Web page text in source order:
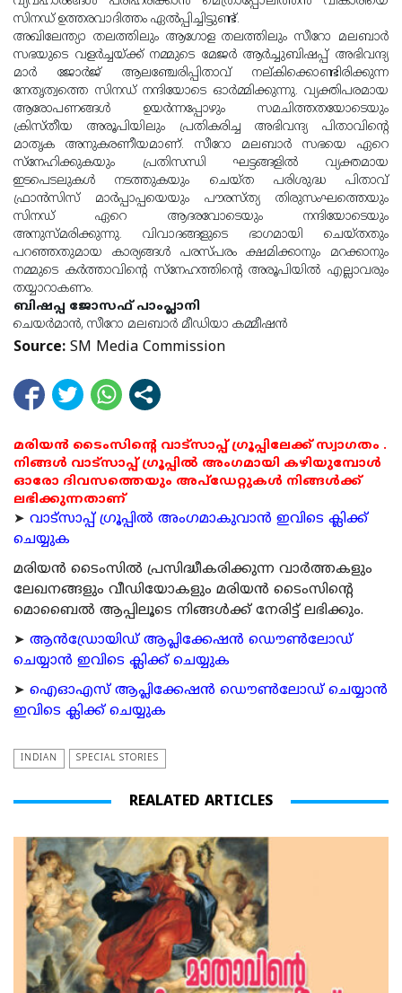
സിനഡ് ഉത്തരവാദിത്തം ഏല്‍പ്പിച്ചിട്ടുണ്ട്.
അഖിലേന്ത്യാ തലത്തിലും ആഗോള തലത്തിലും സീറോ മലബാര്‍
സഭയുടെ വളര്‍ച്ചയ്ക്ക് നമ്മുടെ മേജര്‍ ആര്‍ച്ചുബിഷപ്പ് അഭിവന്ദ്യ
മാര്‍ ജോര്‍ജ് ആലഞ്ചേരിപ്പിതാവ് നല്കിക്കൊണ്ടിരിക്കുന്ന
നേതൃത്വത്തെ സിനഡ് നന്ദിയോടെ ഓര്‍മ്മിക്കുന്നു. വ്യക്തിപരമായ
ആരോപണങ്ങള്‍ ഉയര്‍ന്നപ്പോഴും സമചിത്തതയോടെയും
ക്രിസ്തീയ അരൂപിയിലും പ്രതികരിച്ച അഭിവന്ദ്യ പിതാവിന്റെ
മാതൃക അനുകരണീയമാണ്. സീറോ മലബാര്‍ സഭയെ ഏറെ
സ്‌നേഹിക്കുകയും പ്രതിസന്ധി ഘട്ടങ്ങളില്‍ വ്യക്തമായ
ഇടപെടലുകള്‍ നടത്തുകയും ചെയ്ത പരിശുദ്ധ പിതാവ്
ഫ്രാന്‍സിസ് മാര്‍പ്പാപ്പയെയും പൗരസ്ത്യ തിരുസംഘത്തെയും
സിനഡ് ഏറെ ആദരവോടെയും നന്ദിയോടെയും
അനുസ്മരിക്കുന്നു. വിവാദങ്ങളുടെ ഭാഗമായി ചെയ്തതും
പറഞ്ഞതുമായ കാര്യങ്ങള്‍ പരസ്പരം ക്ഷമിക്കാനും മറക്കാനും
നമ്മുടെ കര്‍ത്താവിന്റെ സ്‌നേഹത്തിന്റെ അരൂപിയില്‍ എല്ലാവരും
തയ്യാറാകണം.
ബിഷപ്പ ജോസഫ് പാംപ്ലാനി
ചെയര്‍മാന്‍, സീറോ മലബാര്‍ മീഡിയാ കമ്മീഷന്‍
Source: SM Media Commission
മരിയൻ ടൈംസിന്റെ വാട്സാപ്പ് ഗ്രൂപ്പിലേക്ക് സ്വാഗതം .
നിങ്ങൾ വാട്സാപ്പ് ഗ്രൂപ്പിൽ അംഗമായി കഴിയുമ്പോൾ
ഓരോ ദിവസത്തെയും അപ്ഡേറ്റുകൾ നിങ്ങൾക്ക്
ലഭിക്കുന്നതാണ്
➤ വാട്സാപ്പ് ഗ്രൂപ്പിൽ അംഗമാകുവാൻ ഇവിടെ ക്ലിക്ക്
ചെയ്യുക
മരിയന്‍ ടൈംസില്‍ പ്രസിദ്ധീകരിക്കുന്ന വാര്‍ത്തകളും
ലേഖനങ്ങളും വീഡിയോകളും മരിയന്‍ ടൈംസിന്റെ
മൊബൈല്‍ ആപ്പിലൂടെ നിങ്ങള്‍ക്ക് നേരിട്ട് ലഭിക്കും.
➤ ആന്‍ഡ്രോയിഡ് ആപ്ലിക്കേഷന്‍ ഡൌണ്‍ലോഡ്
ചെയ്യാന്‍ ഇവിടെ ക്ലിക്ക് ചെയ്യുക
➤ ഐഓഎസ് ആപ്ലിക്കേഷന്‍ ഡൌണ്‍ലോഡ് ചെയ്യാന്‍
ഇവിടെ ക്ലിക്ക് ചെയ്യുക
INDIAN SPECIAL STORIES
REALATED ARTICLES